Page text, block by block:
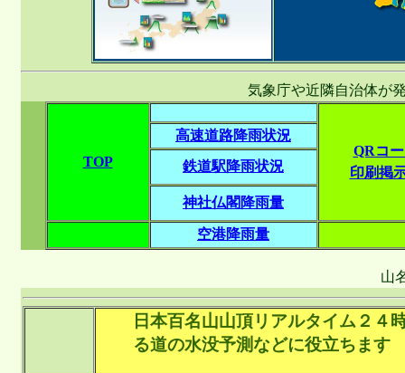
気象庁や近隣自治体が
TOP
QRコ
印刷掲
高速道路降雨状況
鉄道駅降雨状況
神社仏閣降雨量
空港降雨量
山
日本百名山山頂リアルタイム２
る道の水没予測などに役立ちます